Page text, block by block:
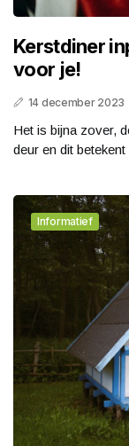
Kerstdiner
voor je!
14 december 2023
Het is bijna zover,
deur en dit
Informatief